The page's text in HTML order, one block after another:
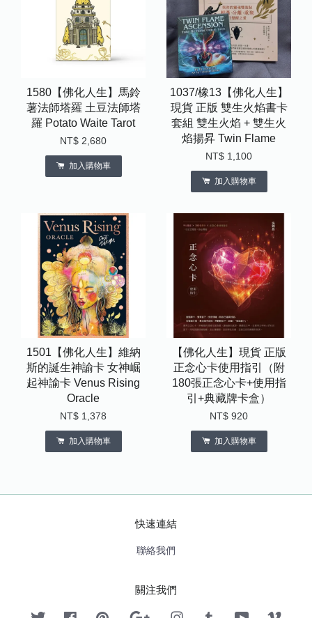
1580【佛化人生】馬鈴
薯法師塔羅 土豆法師塔
羅 Potato Waite Tarot
NT$ 2,680
加入購物車
1037/橡13【佛化人生】
現貨 正版 雙生火焰書卡
套組 雙生火焰 + 雙生火
焰揚昇 Twin Flame
NT$ 1,100
加入購物車
1501【佛化人生】維納
斯的誕生神諭卡 女神崛
起神諭卡 Venus Rising
Oracle
NT$ 1,378
加入購物車
【佛化人生】現貨 正版
正念心卡使用指引（附
180張正念心卡+使用指
引+典藏牌卡盒）
NT$ 920
加入購物車
快速連結
聯絡我們
關注我們